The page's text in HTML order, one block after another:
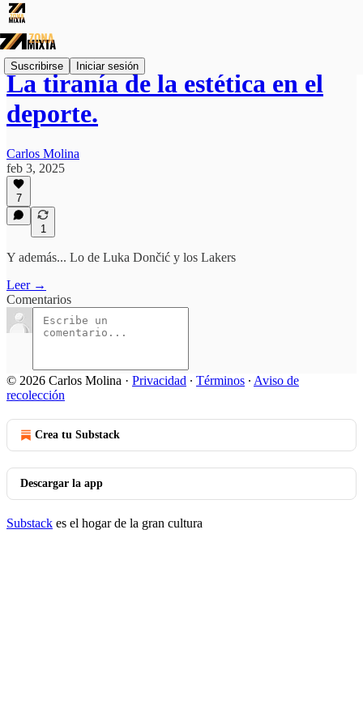
Suscribirse Iniciar sesión
La tiranía de la estética en el
deporte.
Carlos Molina
feb 3, 2025
7
1
Y además... Lo de Luka Dončić y los Lakers
Leer →
Comentarios
© 2026 Carlos Molina · Privacidad ∙ Términos ∙ Aviso de
recolección
Crea tu Substack
Descargar la app
Substack es el hogar de la gran cultura